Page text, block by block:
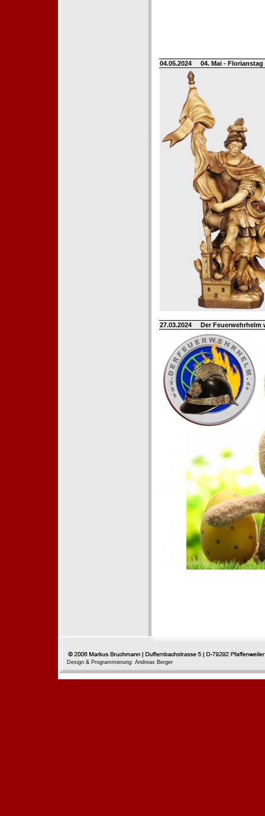
04.05.2024 04. Mai -
27.03.2024 Der
Design & Programmierung: Andreas Berger